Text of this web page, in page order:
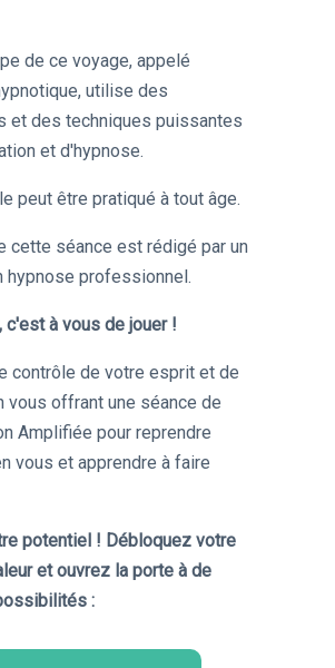
de ce voyage, appelé
utilise des
et des techniques puissantes
et d'hypnose.
peut être pratiqué à tout âge.
cette séance est rédigé par un
hypnose professionnel.
c'est à vous de jouer !
contrôle de votre esprit et de
vous offrant une séance de
Amplifiée pour reprendre
vous et apprendre à faire
potentiel ! Débloquez votre
et ouvrez la porte à de
: